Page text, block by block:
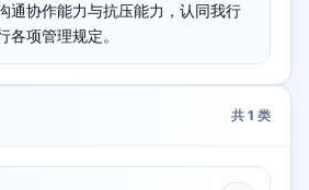
通协作能力与抗压能力，认同我行
各项管理规定。
共 1 类